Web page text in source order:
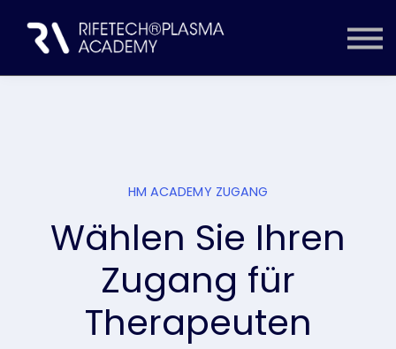
INHALTE
EINLOGGEN
HM ACADEMY ZUGANG
Wählen Sie Ihren
Zugang für
Therapeuten